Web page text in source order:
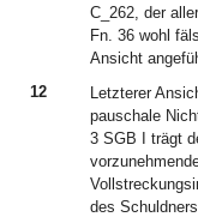
C_262, der
Fn. 36 wohl
Ansicht
12
Letzterer
pauschale
3 SGB I trägt
des